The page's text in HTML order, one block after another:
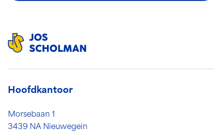
Hoofdkantoor
Morsebaan 1
3439 NA Nieuwegein